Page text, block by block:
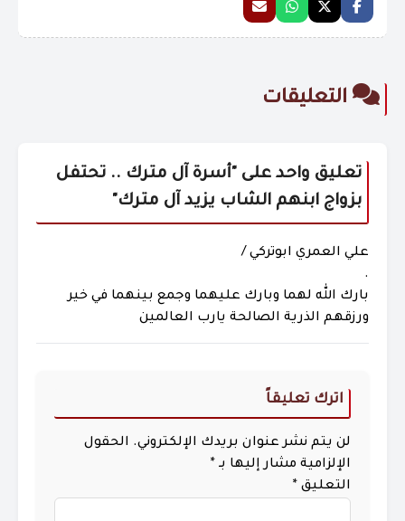
التعليقات
تعليق واحد على "أسرة آل مترك .. تحتفل
بزواج ابنهم الشاب يزيد آل مترك"
علي العمري ابوتركي /
.
بارك الله لهما وبارك عليهما وجمع بينهما في خير
ورزقهم الذرية الصالحة يارب العالمين
اترك تعليقاً
لن يتم نشر عنوان بريدك الإلكتروني. الحقول
الإلزامية مشار إليها بـ *
التعليق *